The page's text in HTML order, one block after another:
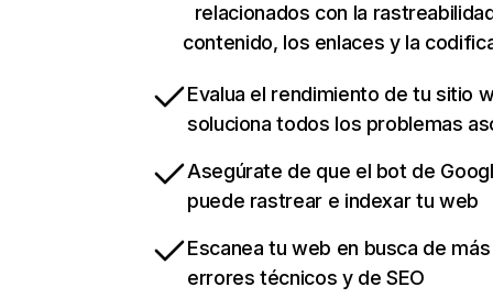
relacionados con la
contenido, los enlaces y la
Evalua el rendimiento de tu sitio
soluciona todos los problemas
Asegúrate de que el bot de
puede rastrear e indexar tu web
Escanea tu web en busca de
errores técnicos y de SEO